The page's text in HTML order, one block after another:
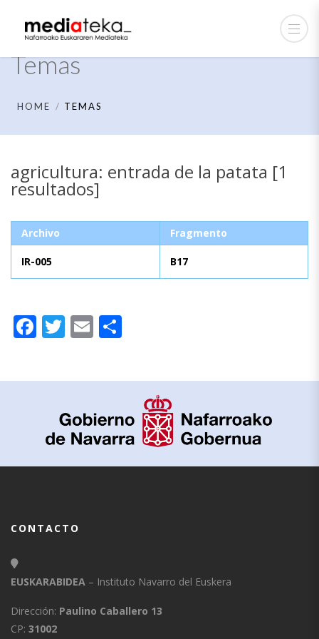
Temas
HOME TEMAS
agricultura: entrada de la patata [1
resultados]
Archivo Fragmento
IR-005 B17
Facebook
Twitter
Email
CONTACTO
EUSKARABIDEA – Instituto Navarro del Euskera
Dirección: Paulino Caballero 13
CP: 31002